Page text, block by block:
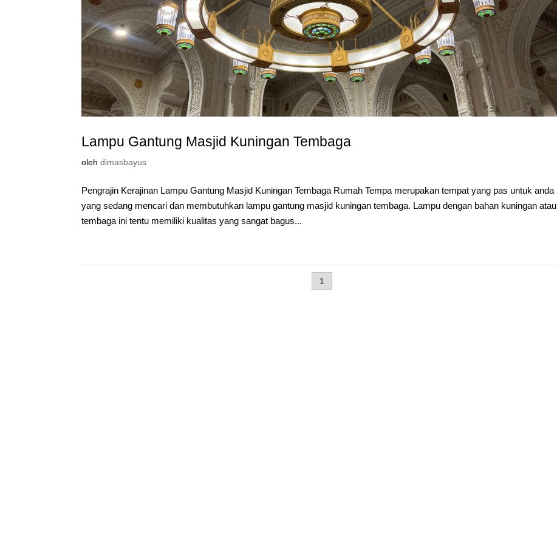
Lampu Gantung Masjid Kuningan Tembaga
olehdimasbayus
Pengrajin Kerajinan Lampu Gantung Masjid Kuningan Tembaga Rumah Tempa merupakan tempat yang pas untuk anda
yang sedang mencari dan membutuhkan lampu gantung masjid kuningan tembaga. Lampu dengan bahan kuningan atau
tembaga ini tentu memiliki kualitas yang sangat bagus...
1